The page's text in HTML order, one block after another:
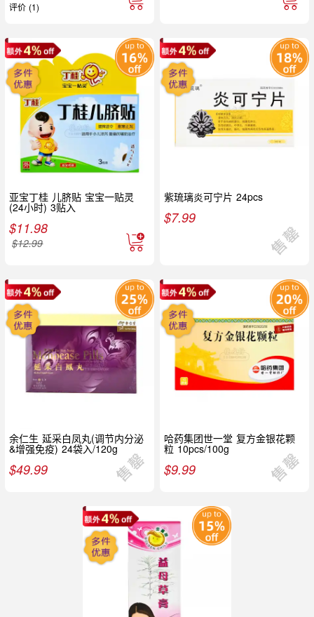
评价 (1)
亚宝丁桂 儿脐贴 宝宝一贴灵
(24小时) 3贴入
$11.98
$12.99
紫琉璃炎可宁片 24pcs
$7.99
余仁生 延采白凤丸(调节内分泌
&增强免疫) 24袋入/120g
$49.99
哈药集团世一堂 复方金银花颗
粒 10pcs/100g
$9.99